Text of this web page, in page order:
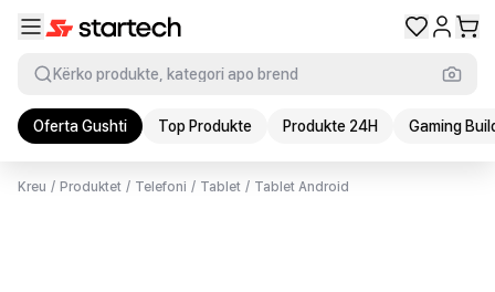
Kërko produkte, kategori apo brend
Oferta Gushti Top Produkte Produkte 24H Gaming
Kreu / Produktet / Telefoni / Tablet / Tablet Android